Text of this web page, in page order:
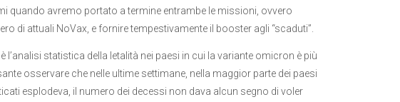
quando avremo portato a termine entrambe le missioni, ovvero
di attuali NoVax, e fornire tempestivamente il booster agli “scaduti”.
statistica della letalità nei paesi in cui la variante omicron è più
osservare che nelle ultime settimane, nella maggior parte dei paesi
esplodeva, il numero dei decessi non dava alcun segno di voler